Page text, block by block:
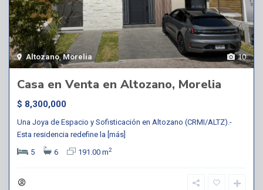
10
Altozano,Morelia
Casa en Venta en Altozano, Morelia
$ 8,300,000
Una Joya de Espacio y Sofisticación en Altozano (CRMI/ALTZ).-
Esta residencia redefine la [más]
5
6 191.00 m2